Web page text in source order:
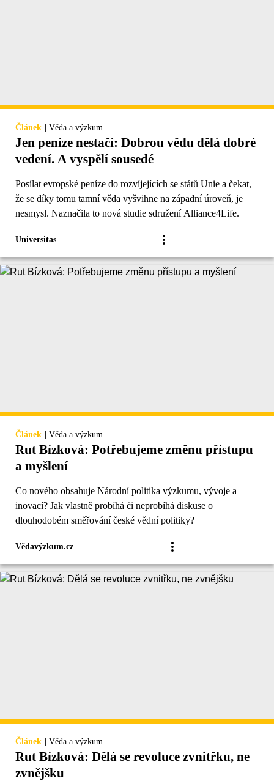
Článek | Věda a výzkum
Jen peníze nestačí: Dobrou vědu dělá dobré
vedení. A vyspělí sousedé
Posílat evropské peníze do rozvíjejících se států Unie a čekat,
že se díky tomu tamní věda vyšvihne na západní úroveň, je
nesmysl. Naznačila to nová studie sdružení Alliance4Life.
Universitas
Článek | Věda a výzkum
Rut Bízková: Potřebujeme změnu přístupu
a myšlení
Co nového obsahuje Národní politika výzkumu, vývoje a
inovací? Jak vlastně probíhá či neprobíhá diskuse o
dlouhodobém směřování české vědní politiky?
Vědavýzkum.cz
Článek | Věda a výzkum
Rut Bízková: Dělá se revoluce zvnitřku, ne
zvnějšku